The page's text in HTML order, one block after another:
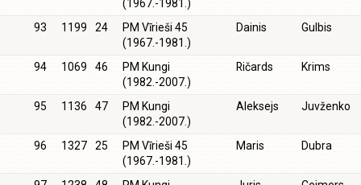
(1967.-1981.)
93
1199 24
PM Vīrieši 45
(1967.-1981.)
Dainis Gulbis
94 1069 46
PM Kungi
(1982.-2007.)
Ričards Krims
95 1136 47
PM Kungi
(1982.-2007.)
Aleksejs Juvženko
96 1327 25
PM Vīrieši 45
(1967.-1981.)
Maris Dubra